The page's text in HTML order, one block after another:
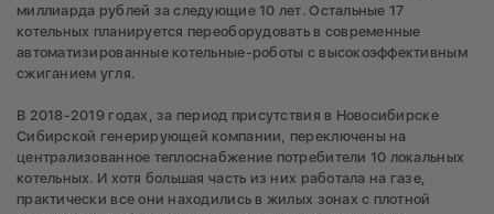
миллиарда рублей за следующие 10 лет. Остальные 17
котельных планируется переоборудовать в современные
автоматизированные котельные-роботы с высокоэффективным
сжиганием угля.
В 2018-2019 годах, за период присутствия в Новосибирске
Сибирской генерирующей компании, переключены на
централизованное теплоснабжение потребители 10 локальных
котельных. И хотя большая часть из них работала на газе,
практически все они находились в жилых зонах с плотной